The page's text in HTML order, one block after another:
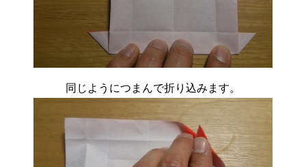
同じようにつまんで折り込みます。